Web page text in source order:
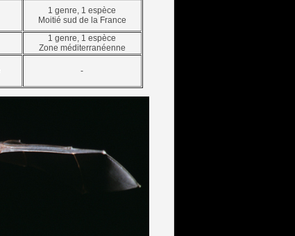
1 genre, 1 espèce
Moitié sud de la France
1 genre, 1 espèce
Zone méditerranéenne
-